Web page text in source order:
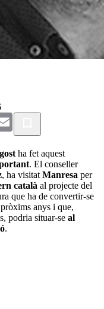
Email
ha fet aquest
. El conseller
, ha visitat Manresa per
català al projecte del
que ha de convertir-se
anys i que,
podria situar-se al
.